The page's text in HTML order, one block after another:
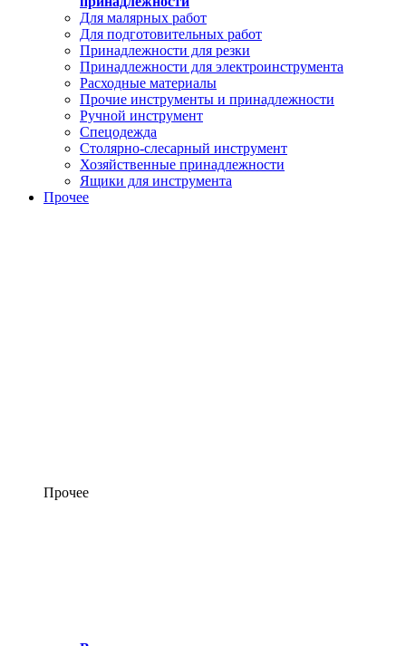
Для малярных работ
Для подготовительных работ
Принадлежности для резки
Принадлежности для электроинструмента
Расходные материалы
Прочие инструменты и принадлежности
Ручной инструмент
Спецодежда
Столярно-слесарный инструмент
Хозяйственные принадлежности
Ящики для инструмента
Прочее
Прочее